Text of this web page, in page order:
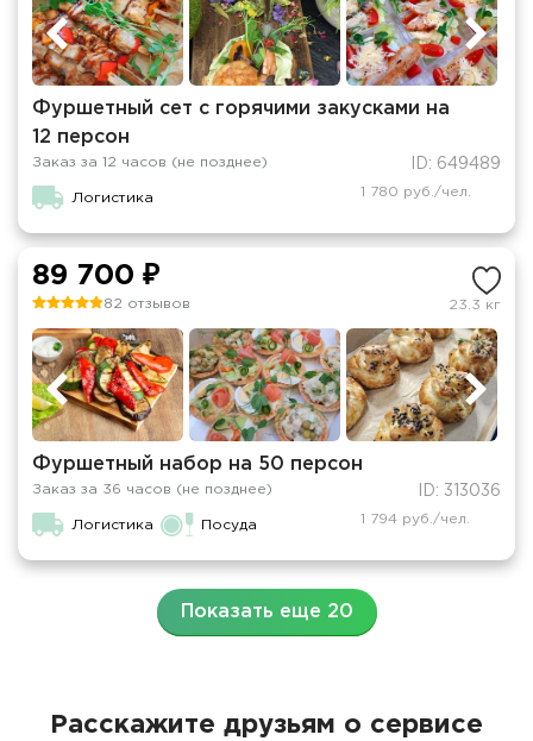
Фуршетный сет с горячими закусками на
12 персон
Заказ за 12 часов (не позднее) ID: 649489
Логистика 1 780 руб./чел.
89 700 ₽
82 отзывов 23.3 кг
Фуршетный набор на 50 персон
Заказ за 36 часов (не позднее) ID: 313036
Логистика Посуда 1 794 руб./чел.
Показать еще 20
Расскажите друзьям о сервисе